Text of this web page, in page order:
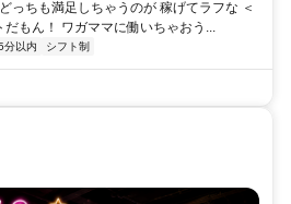
っちも満足しちゃうのが 稼げてラフな ＜
だもん！ ワガママに働いちゃおう...
分以内 シフト制